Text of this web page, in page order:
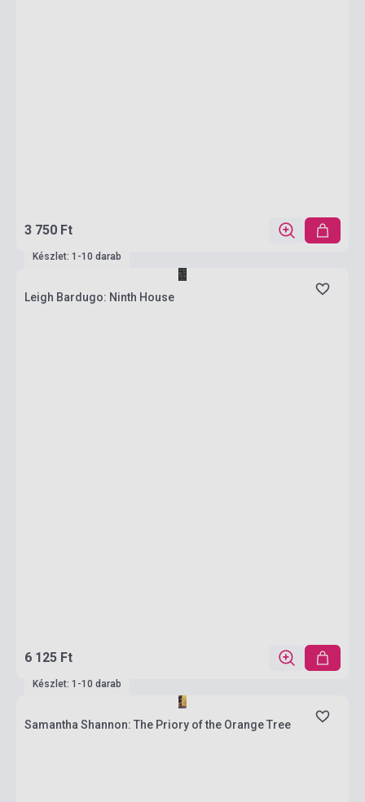
3 750 Ft
Készlet: 1-10 darab
Leigh Bardugo: Ninth House
6 125 Ft
Készlet: 1-10 darab
Samantha Shannon: The Priory of the Orange Tree